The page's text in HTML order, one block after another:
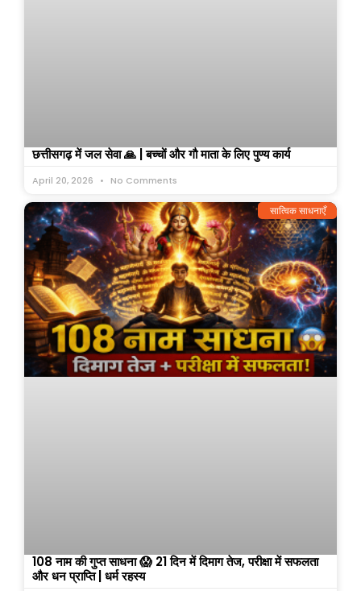
छत्तीसगढ़ में जल सेवा 🙏 | बच्चों और गौ माता के लिए पुण्य कार्य
April 20, 2026 No Comments
सात्विक साधनाएँ
108 नाम की गुप्त साधना 😱 21 दिन में दिमाग तेज, परीक्षा में सफलता
और धन प्राप्ति | धर्म रहस्य